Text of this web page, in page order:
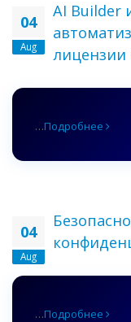
04
Aug
AI Builder
лицензии
…Подробнее
04
Aug
…Подробнее